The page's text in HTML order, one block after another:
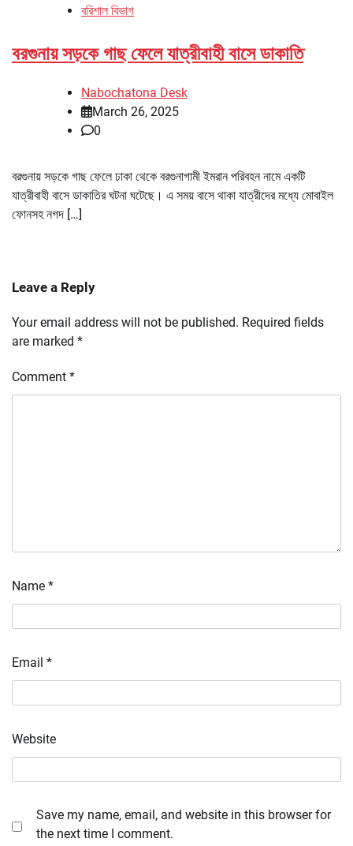
বরিশাল বিভাগ
বরগুনায় সড়কে গাছ ফেলে যাত্রীবাহী বাসে ডাকাতি
Nabochatona Desk
March 26, 2025
0
বরগুনায় সড়কে গাছ ফেলে ঢাকা থেকে বরগুনাগামী ইমরান পরিবহন নামে একটি
যাত্রীবাহী বাসে ডাকাতির ঘটনা ঘটেছে। এ সময় বাসে থাকা যাত্রীদের মধ্যে মোবাইল
ফোনসহ নগদ […]
Leave a Reply
Your email address will not be published. Required fields
are marked *
Comment *
Name *
Email *
Website
Save my name, email, and website in this browser for
the next time I comment.